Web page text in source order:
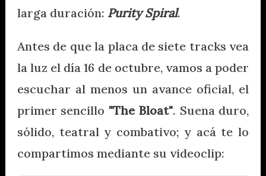
larga duración: Purity Spiral.
Antes de que la placa de siete tracks vea
la luz el día 16 de octubre, vamos a poder
escuchar al menos un avance oficial, el
primer sencillo "The Bloat". Suena duro,
sólido, teatral y combativo; y acá te lo
compartimos mediante su videoclip: